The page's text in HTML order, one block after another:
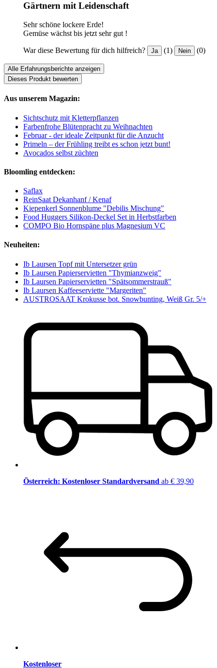
Gärtnern mit Leidenschaft
Sehr schöne lockere Erde!
Gemüse wächst bis jetzt sehr gut !
War diese Bewertung für dich hilfreich? Ja (1) Nein (0)
Alle Erfahrungsberichte anzeigen
Dieses Produkt bewerten
Aus unserem Magazin:
Sichtschutz mit Kletterpflanzen
Farbenfrohe Blütenpracht zu Weihnachten
Februar - der ideale Zeitpunkt für die Anzucht
Primeln – der Frühling treibt es schon jetzt bunt!
Avocados selbst züchten
Bloomling entdecken:
Saflax
ReinSaat Dekanhanf / Kenaf
Kiepenkerl Sonnenblume "Debilis Mischung"
Food Huggers Silikon-Deckel Set in Herbstfarben
COMPO Bio Hornspäne plus Magnesium VC
Neuheiten:
Ib Laursen Topf mit Untersetzer grün
Ib Laursen Papierservietten "Thymianzweig"
Ib Laursen Papierservietten "Spätsommerstrauß"
Ib Laursen Kaffeeserviette "Margeriten"
AUSTROSAAT Krokusse bot. Snowbunting, Weiß Gr. 5/+
Österreich: Kostenloser Standardversand ab € 39,90
Kostenloser